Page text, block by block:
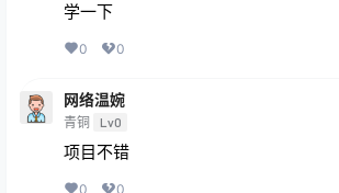
学一下
0 0
网络温婉
青铜 Lv0
项目不错
0 0